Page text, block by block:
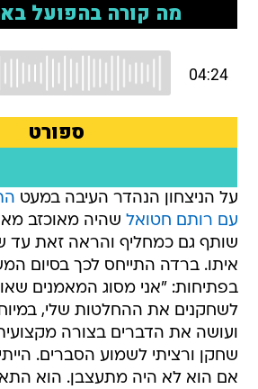
על הניצחון הנהדר העיבה במעט
עם רותם חטואל שהיה מאוכזב
שותף גם כמחליף והראה זאת עד
איתו. ברדה התייחס לכך בסיום
בפתיחות: "אני מסוג המאמנים
לשחקנים את ההחלטות שלי,
ועושה את הדברים בצורה
שחקן ורציתי לשמוע הסברים.
אם הוא לא היה מתעצבן. הוא